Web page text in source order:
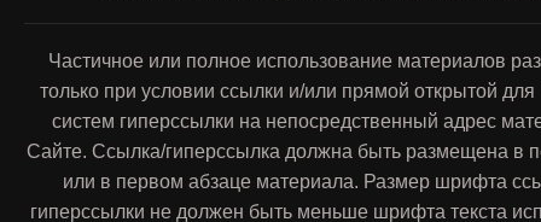
Частичное или полное использование материалов
только при условии ссылки и/или прямой открытой
систем гиперссылки на непосредственный адрес
Сайте. Ссылка/гиперссылка должна быть размещена в
или в первом абзаце материала. Размер шрифта
гиперссылки не должен быть меньше шрифта текста